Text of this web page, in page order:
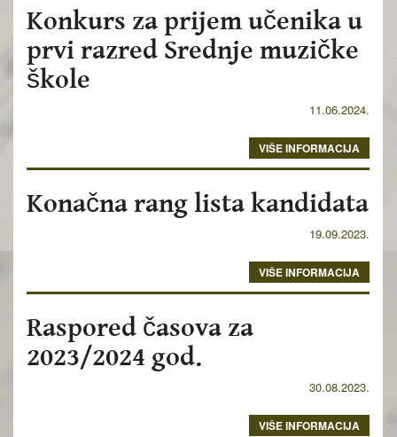
Konkurs za prijem učenika u
prvi razred Srednje muzičke
škole
11.06.2024.
VIŠE INFORMACIJA
Konačna rang lista kandidata
19.09.2023.
VIŠE INFORMACIJA
Raspored časova za
2023/2024 god.
30.08.2023.
VIŠE INFORMACIJA